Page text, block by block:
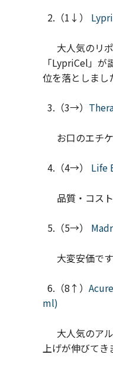
2.（1↓）
大人気のリポ
「LypriCel」
位を落としまし
3.（3→）
お口のエチケ
4.（4→） Life
品質・コスト
5.（5→）
大変安価です
6.（8↑）
ml)
大人気のアル
上げが伸びてき